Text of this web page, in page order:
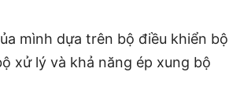
mình dựa trên bộ điều khiển bộ
xử lý và khả năng ép xung bộ